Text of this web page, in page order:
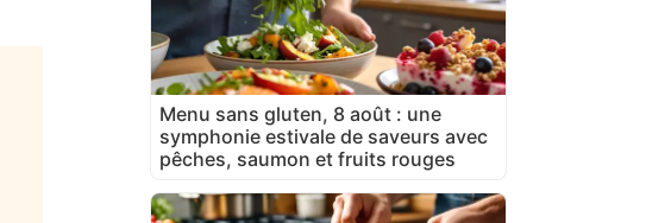
Menu sans gluten, 8 août : une
symphonie estivale de saveurs avec
pêches, saumon et fruits rouges